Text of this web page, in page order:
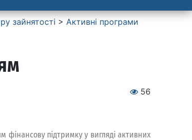
зайнятості > Активні програми
56
фінансову підтримку у вигляді активних